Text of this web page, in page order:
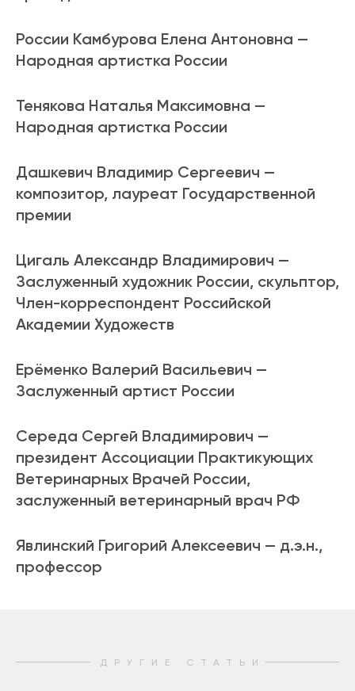
России Камбурова Елена Антоновна —
Народная артистка России
Тенякова Наталья Максимовна —
Народная артистка России
Дашкевич Владимир Сергеевич —
композитор, лауреат Государственной
премии
Цигаль Александр Владимирович —
Заслуженный художник России, скульптор,
Член-корреспондент Российской
Академии Художеств
Ерёменко Валерий Васильевич —
Заслуженный артист России
Середа Сергей Владимирович —
президент Ассоциации Практикующих
Ветеринарных Врачей России,
заслуженный ветеринарный врач РФ
Явлинский Григорий Алексеевич — д.э.н.,
профессор
ДРУГИЕ СТАТЬИ